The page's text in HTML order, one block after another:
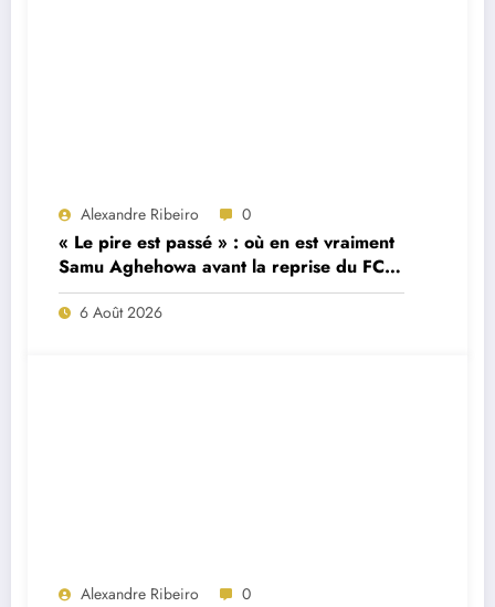
Alexandre Ribeiro 0
« Le pire est passé » : où en est vraiment
Samu Aghehowa avant la reprise du FC
Porto ?
6 Août 2026
Alexandre Ribeiro 0